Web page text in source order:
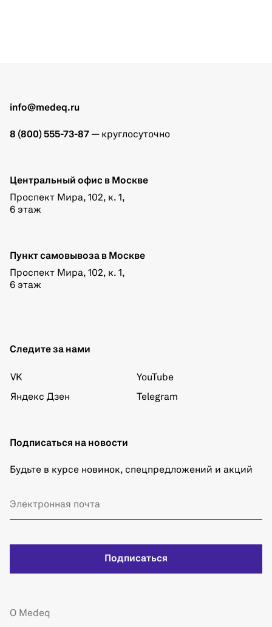
info@medeq.ru
8 (800) 555-73-87 — круглосуточно
Центральный офис в Москве
Проспект Мира, 102, к. 1,
6 этаж
Пункт самовывоза в Москве
Проспект Мира, 102, к. 1,
6 этаж
Следите за нами
VK
Яндекс Дзен
YouTube
Telegram
Подписаться на новости
Будьте в курсе новинок, спецпредложений и акций
Подписаться
О Medeq